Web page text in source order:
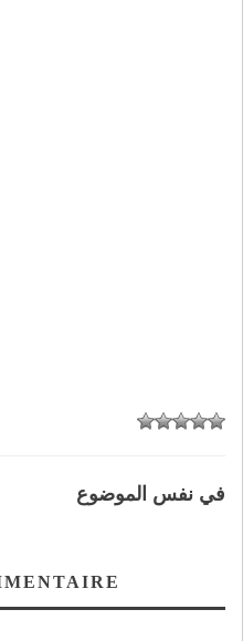
في نفس الموضوع